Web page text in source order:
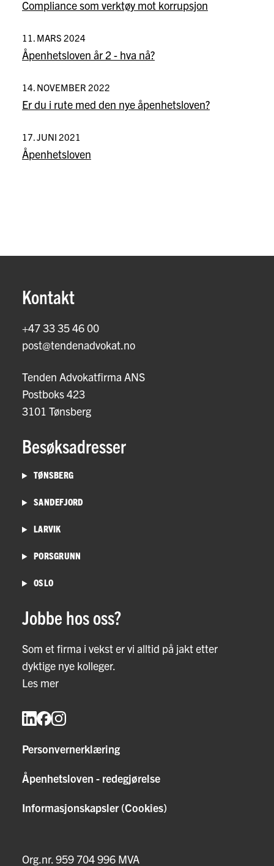
Compliance som verktøy mot korrupsjon
11. MARS 2024
Åpenhetsloven år 2 - hva nå?
14. NOVEMBER 2022
Er du i rute med den nye åpenhetsloven?
17. JUNI 2021
Åpenhetsloven
Kontakt
+47 33 35 46 00
post@tendenadvokat.no
Tenden Advokatfirma ANS
Postboks 423
3101 Tønsberg
Besøksadresser
TØNSBERG
SANDEFJORD
LARVIK
PORSGRUNN
OSLO
Jobbe hos oss?
Som et firma i vekst er vi alltid på jakt etter
dyktige nye kolleger.
Les mer
Personvernerklæring
Åpenhetsloven - redegjørelse
Informasjonskapsler (Cookies)
Org.nr. 959 704 996 MVA